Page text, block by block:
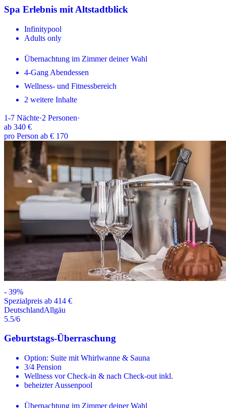
Spa Erlebnis mit Altstadtblick
Infinitypool
Adults only
Übernachtung im Zimmer deiner Wahl
4-Gang Abendessen
Wellness- und Fitnessbereich
2 weitere Inhalte
1-7 Nächte·2 Personen·
ab 340 €
pro Person ab € 170
- 39%
Spezialpreis ab 414 €
DeutschlandAllgäu
5.5/6
Geburtstags-Überraschung
Option: Suite mit Whirlwanne & Sauna
3/4 Pension
Wellness vor Check-in & nach Check-out inkl.
beheizter Aussenpool
Übernachtung im Zimmer deiner Wahl